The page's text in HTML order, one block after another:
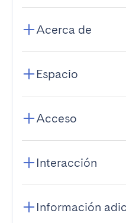
Acerca de
Espacio
Acceso
Interacción
Información